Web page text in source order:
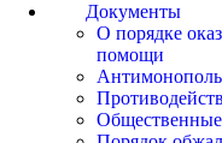
Документы
О порядке
помощи